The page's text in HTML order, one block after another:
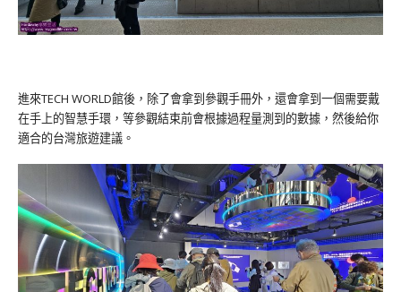
進來TECH WORLD館後，除了會拿到參觀手冊外，還會拿到一個需要戴
在手上的智慧手環，等參觀結束前會根據過程量測到的數據，然後給你
適合的台灣旅遊建議。